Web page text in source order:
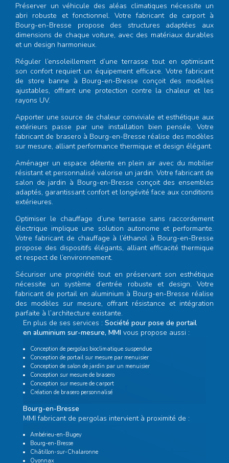
Préserver un véhicule des aléas climatiques nécessite un
abri robuste et fonctionnel. Votrefabricant de carport à
Bourg-en-Bresse propose des structures adaptées aux
dimensions de chaque voiture, avec des matériaux durables
et un design harmonieux.
Réguler l’ensoleillement d’une terrasse tout en optimisant
son confort requiert un équipement efficace. Votrefabricant
de store banne à Bourg-en-Bresse conçoit des modèles
ajustables, offrant une protection contre la chaleur et les
rayons UV.
Apporter une source de chaleur conviviale et esthétique aux
extérieurs passe par une installation bien pensée. Votre
fabricant de brasero à Bourg-en-Bresse réalise des modèles
sur mesure, alliant performance thermique et design élégant.
Aménager un espace détente en plein air avec du mobilier
résistant et personnalisé valorise un jardin. Votrefabricant de
salon de jardin à Bourg-en-Bresse conçoit des ensembles
adaptés, garantissant confort et longévité face aux conditions
extérieures.
Optimiser le chauffage d’une terrasse sans raccordement
électrique implique une solution autonome et performante.
Votrefabricant de chauffage à l’éthanol à Bourg-en-Bresse
propose des dispositifs élégants, alliant efficacité thermique
et respect de l’environnement.
Sécuriser une propriété tout en préservant son esthétique
nécessite un système d’entrée robuste et design. Votre
fabricant de portail en aluminium à Bourg-en-Bresse réalise
des modèles sur mesure, offrant résistance et intégration
parfaite à l’architecture existante.
En plus de ses services : Société pour pose de portail
en aluminium sur-mesure, MMI vous propose aussi :
Conception de pergolas bioclimatique suspendue
Conception de portail sur mesure par menuisier
Conception de salon de jardin par un menuisier
Conception sur mesure de brasero
Conception sur mesure de carport
Création de brasero personnalisé
Bourg-en-Bresse
MMI fabricant de pergolas intervient à proximité de :
Ambérieu-en-Bugey
Bourg-en-Bresse
Châtillon-sur-Chalaronne
Oyonnax